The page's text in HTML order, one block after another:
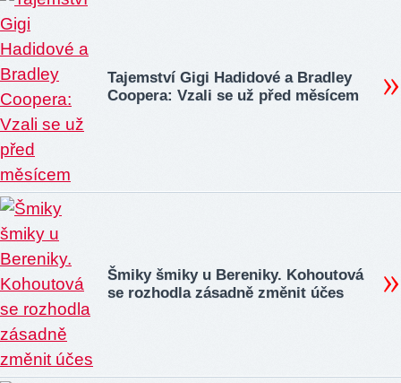
Tajemství Gigi Hadidové a Bradley
Coopera: Vzali se už před měsícem
Šmiky šmiky u Bereniky. Kohoutová
se rozhodla zásadně změnit účes